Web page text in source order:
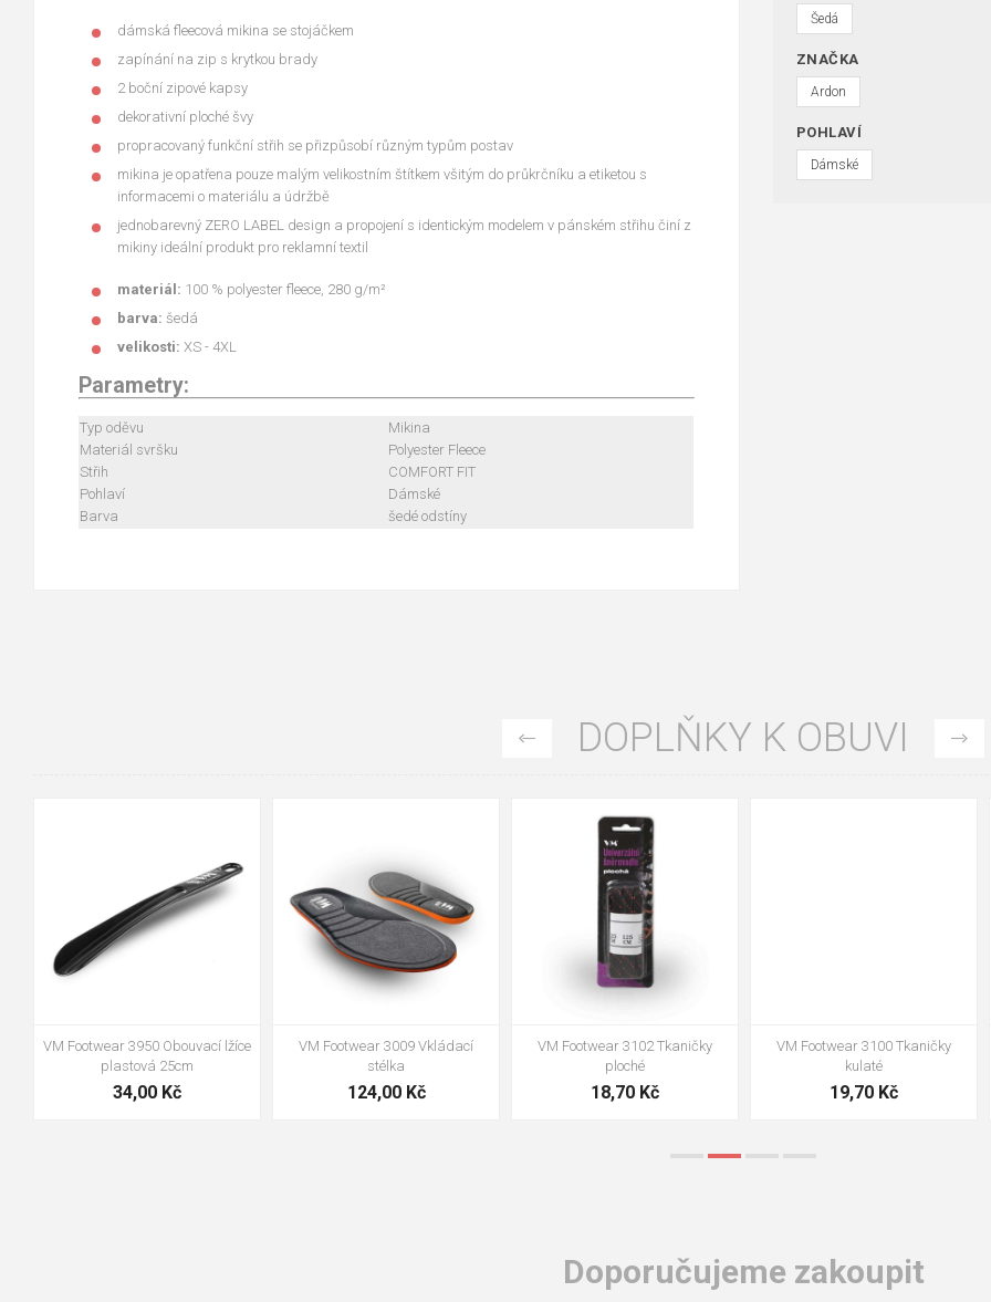
dámská fleecová mikina se stojáčkem
zapínání na zip s krytkou brady
2 boční zipové kapsy
dekorativní ploché švy
propracovaný funkční střih se přizpůsobí různým typům postav
mikina je opatřena pouze malým velikostním štítkem všitým do průkrčníku a etiketou s
informacemi o materiálu a údržbě
jednobarevný ZERO LABEL design a propojení s identickým modelem v pánském střihu činí z
mikiny ideální produkt pro reklamní textil
materiál: 100 % polyester fleece, 280 g/m²
barva: šedá
velikosti: XS - 4XL
Parametry:
Typ oděvu
Mikina
Materiál svršku
Polyester Fleece
Střih
COMFORT FIT
Pohlaví
Dámské
Barva
šedé odstíny
Šedá
ZNAČKA
Ardon
POHLAVÍ
Dámské
DOPLŇKY K OBUVI
VM Footwear 3950 Obouvací lžíce
plastová 25cm
34,00 Kč
VM Footwear 3009 Vkládací
stélka
124,00 Kč
VM Footwear 3102 Tkaničky
ploché
18,70 Kč
125cm
VM Footwear 3100 Tkaničky
kulaté
19,70 Kč
Doporučujeme zakoupit